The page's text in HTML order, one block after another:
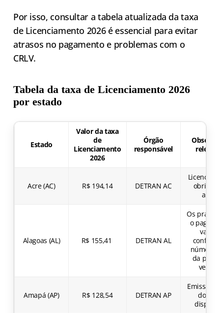
Por isso, consultar a tabela atualizada da taxa
de Licenciamento 2026 é essencial para evitar
atrasos no pagamento e problemas com o
CRLV.
Tabela da taxa de Licenciamento 2026
por estado
Estado
Valor da taxa
de
Licenciamento
2026
Órgão
responsável
Acre (AC) R$ 194,14 DETRAN AC
anual
Alagoas (AL) R$ 155,41 DETRAN AL
Os
o
número
da
Amapá (AP) R$ 128,54 DETRAN AP
Emissão
do